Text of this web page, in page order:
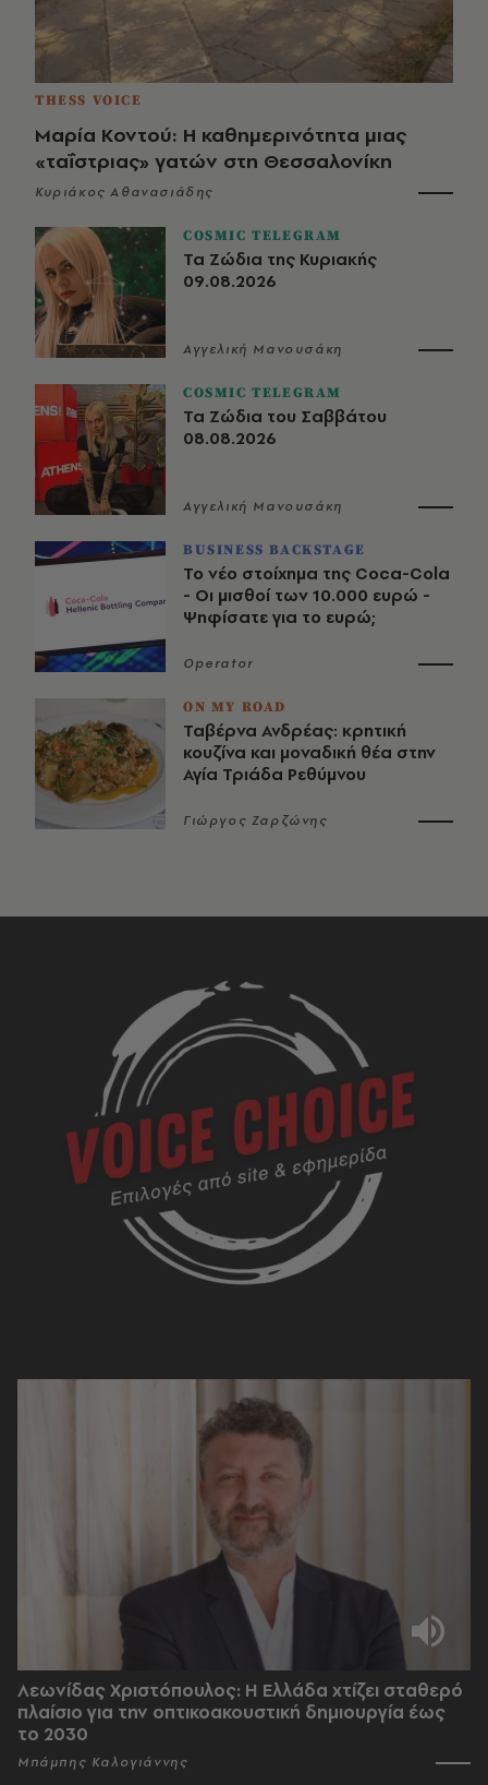
THESS VOICE
Μαρία Κοντού: Η καθημερινότητα μιας
«ταΐστριας» γατών στη Θεσσαλονίκη
Κυριάκος Αθανασιάδης
COSMIC TELEGRAM
Τα Ζώδια της Κυριακής
09.08.2026
Αγγελική Μανουσάκη
COSMIC TELEGRAM
Τα Ζώδια του Σαββάτου
08.08.2026
Αγγελική Μανουσάκη
BUSINESS BACKSTAGE
Το νέο στοίχημα της Coca-Cola
- Οι μισθοί των 10.000 ευρώ -
Ψηφίσατε για το ευρώ;
Operator
ON MY ROAD
Ταβέρνα Ανδρέας: κρητική
κουζίνα και μοναδική θέα στην
Αγία Τριάδα Ρεθύμνου
Γιώργος Ζαρζώνης
Λεωνίδας Χριστόπουλος: Η Ελλάδα χτίζει σταθερό
πλαίσιο για την οπτικοακουστική δημιουργία έως
το 2030
Μπάμπης Καλογιάννης